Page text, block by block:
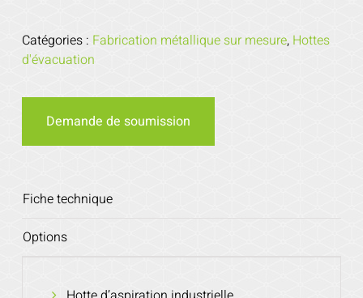
Catégories : Fabrication métallique sur mesure, Hottes
d'évacuation
Demande de soumission
Fiche technique
Options